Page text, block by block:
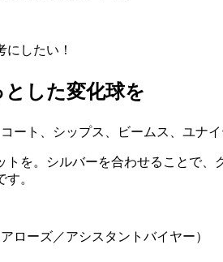
にしたい！
した変化球を
トを。シルバーを合わせることで
。
ローズ／アシスタントバイヤー）